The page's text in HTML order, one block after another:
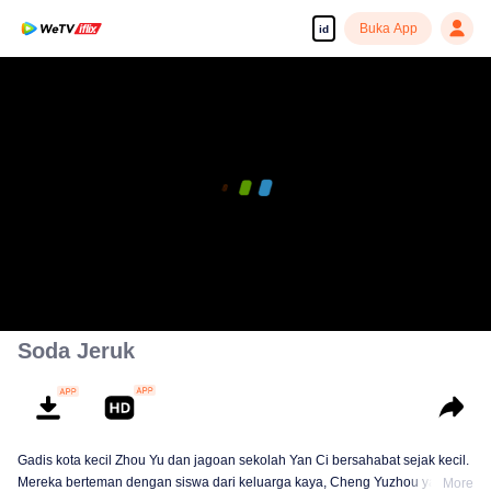
id Buka App
Soda Jeruk
Gadis kota kecil Zhou Yu dan jagoan sekolah Yan Ci bersahabat sejak kecil.
Mereka berteman dengan siswa dari keluarga kaya, Cheng Yuzhou yangMore